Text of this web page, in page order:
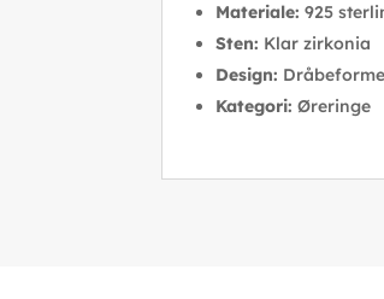
Materiale: 925
Sten: Klar zirkonia
Design:
Kategori: Øreringe